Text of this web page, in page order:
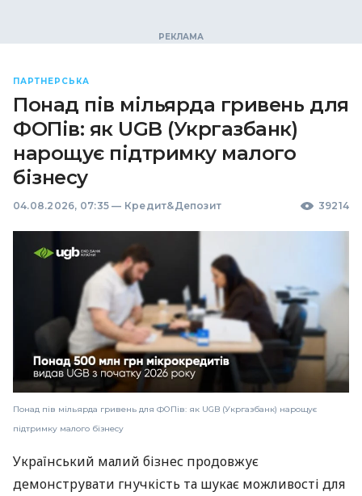
ПАРТНЕРСЬКА
Понад пів мільярда гривень для
ФОПів: як UGB (Укргазбанк)
нарощує підтримку малого
бізнесу
04.08.2026, 07:35 — Кредит&Депозит 39214
Понад пів мільярда гривень для ФОПів: як UGB (Укргазбанк) нарощує
підтримку малого бізнесу
Український малий бізнес продовжує
демонструвати гнучкість та шукає можливості для